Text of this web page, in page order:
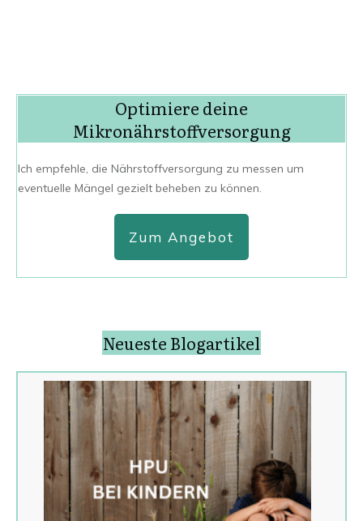
Optimiere deine
Mikronährstoffversorgung
Ich empfehle, die Nährstoffversorgung zu messen um
eventuelle Mängel gezielt beheben zu können.
Zum Angebot
Neueste Blogartikel